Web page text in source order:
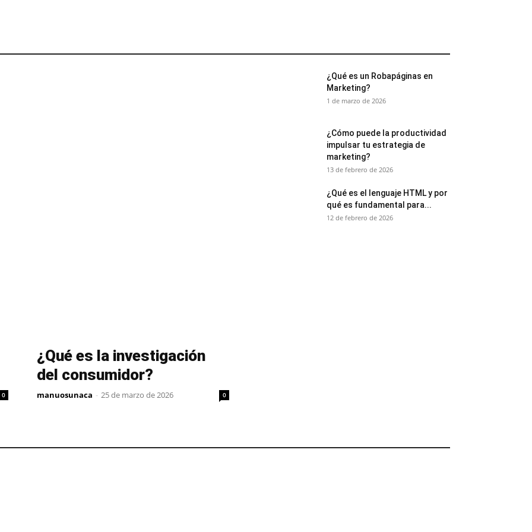
0
¿Qué es la investigación
del consumidor?
manuosunaca - 25 de marzo de 2026 0
¿Qué es un Robapáginas en
Marketing?
1 de marzo de 2026
¿Cómo puede la productividad
impulsar tu estrategia de
marketing?
13 de febrero de 2026
¿Qué es el lenguaje HTML y por
qué es fundamental para...
12 de febrero de 2026